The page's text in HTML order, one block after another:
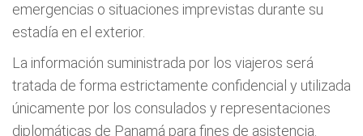
emergencias o situaciones imprevistas durante su
estadía en el exterior.
La información suministrada por los viajeros será
tratada de forma estrictamente confidencial y utilizada
únicamente por los consulados y representaciones
diplomáticas de Panamá para fines de asistencia.